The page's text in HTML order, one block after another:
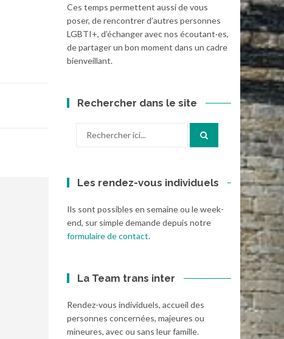
Ces temps permettent aussi de vous
poser, de rencontrer d’autres personnes
LGBTI+, d’échanger avec nos écoutant·es,
de partager un bon moment dans un cadre
bienveillant.
Rechercher dans le site
Les rendez-vous individuels
Ils sont possibles en semaine ou le week-
end, sur simple demande depuis notre
formulaire de contact.
La Team trans inter
Rendez-vous individuels, accueil des
personnes concernées, majeures ou
mineures, avec ou sans leur famille.